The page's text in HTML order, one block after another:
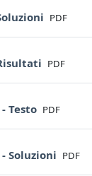
File
PDF
File
PDF
Testo File
PDF
Soluzioni File
PDF